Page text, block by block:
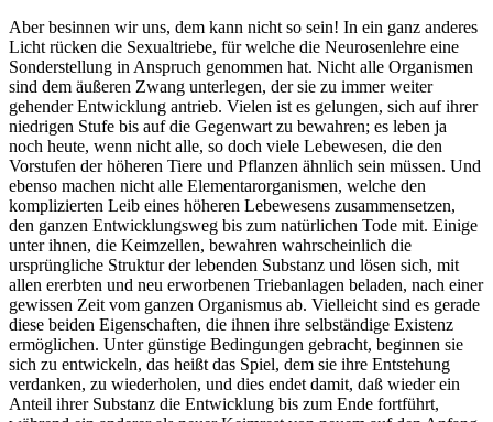
Aber besinnen wir uns, dem kann nicht so sein! In ein ganz anderes
Licht rücken die Sexualtriebe, für welche die Neurosenlehre eine
Sonderstellung in Anspruch genommen hat. Nicht alle Organismen
sind dem äußeren Zwang unterlegen, der sie zu immer weiter
gehender Entwicklung antrieb. Vielen ist es gelungen, sich auf ihrer
niedrigen Stufe bis auf die Gegenwart zu bewahren; es leben ja
noch heute, wenn nicht alle, so doch viele Lebewesen, die den
Vorstufen der höheren Tiere und Pflanzen ähnlich sein müssen. Und
ebenso machen nicht alle Elementarorganismen, welche den
komplizierten Leib eines höheren Lebewesens zusammensetzen,
den ganzen Entwicklungsweg bis zum natürlichen Tode mit. Einige
unter ihnen, die Keimzellen, bewahren wahrscheinlich die
ursprüngliche Struktur der lebenden Substanz und lösen sich, mit
allen ererbten und neu erworbenen Triebanlagen beladen, nach einer
gewissen Zeit vom ganzen Organismus ab. Vielleicht sind es gerade
diese beiden Eigenschaften, die ihnen ihre selbständige Existenz
ermöglichen. Unter günstige Bedingungen gebracht, beginnen sie
sich zu entwickeln, das heißt das Spiel, dem sie ihre Entstehung
verdanken, zu wiederholen, und dies endet damit, daß wieder ein
Anteil ihrer Substanz die Entwicklung bis zum Ende fortführt,